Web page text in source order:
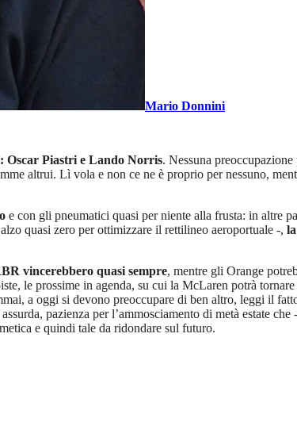
Mario Donnini
Oscar Piastri e Lando Norris. Nessuna
altrui. Lì vola e non ce ne è proprio per nessuno,
e con gli pneumatici quasi per niente alla frusta: in altre
quasi zero per ottimizzare il rettilineo aeroportuale -,
vincerebbero quasi sempre, mentre gli Orange
le prossime in agenda, su cui la McLaren potrà tornare
a oggi si devono preoccupare di ben altro, leggi il
pazienza per l’ammosciamento di metà estate
e quindi tale da ridondare sul futuro.